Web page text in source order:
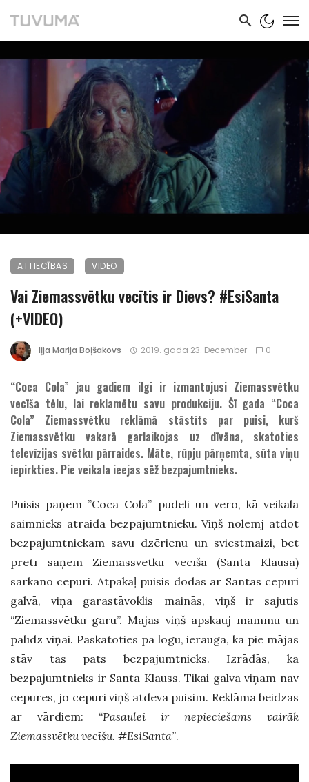
ATTIECĪBAS VIDEO
Vai Ziemassvētku vecītis ir Dievs? #EsiSanta
(+VIDEO)
Iļja Marija Boļšakovs 2019. gada 23. December 0
“Coca Cola” jau gadiem ilgi ir izmantojusi Ziemassvētku
vecīša tēlu, lai reklamētu savu produkciju. Šī gada “Coca
Cola” Ziemassvētku reklāmā stāstīts par puisi, kurš
Ziemassvētku vakarā garlaikojas uz dīvāna, skatoties
televīzijas svētku pārraides. Māte, rūpju pārņemta, sūta viņu
iepirkties. Pie veikala ieejas sēž bezpajumtnieks.
Puisis paņem ”Coca Cola” pudeli un vēro, kā veikala
saimnieks atraida bezpajumtnieku. Viņš nolemj atdot
bezpajumtniekam savu dzērienu un sviestmaizi, bet
pretī saņem Ziemassvētku vecīša (Santa Klausa)
sarkano cepuri. Atpakaļ puisis dodas ar Santas cepuri
galvā, viņa garastāvoklis mainās, viņš ir sajutis
“Ziemassvētku garu”. Mājās viņš apskauj mammu un
palīdz viņai. Paskatoties pa logu, ierauga, ka pie mājas
stāv tas pats bezpajumtnieks. Izrādās, ka
bezpajumtnieks ir Santa Klauss. Tikai galvā viņam nav
cepures, jo cepuri viņš atdeva puisim. Reklāma beidzas
ar vārdiem: “Pasaulei ir nepieciešams vairāk
Ziemassvētku vecīšu. #EsiSanta”.